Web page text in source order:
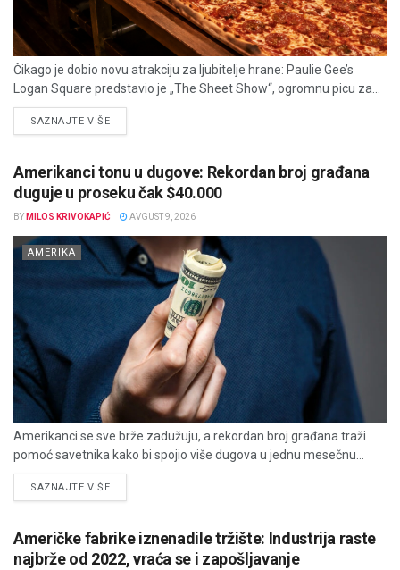
Čikago je dobio novu atrakciju za ljubitelje hrane: Paulie Gee’s
Logan Square predstavio je „The Sheet Show“, ogromnu picu za...
SAZNAJTE VIŠEDETAILS
Amerikanci tonu u dugove: Rekordan broj građana
duguje u proseku čak $40.000
BY MILOS KRIVOKAPIĆ AVGUST 9, 2026
AMERIKA
Amerikanci se sve brže zadužuju, a rekordan broj građana traži
pomoć savetnika kako bi spojio više dugova u jednu mesečnu...
SAZNAJTE VIŠEDETAILS
Američke fabrike iznenadile tržište: Industrija raste
najbrže od 2022, vraća se i zapošljavanje